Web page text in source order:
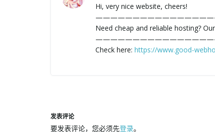
Hi, very nice website, cheers!
Need cheap and reliable hosting?
Check here: https://www.good-
发表评论
要发表评论，您必须先登录。